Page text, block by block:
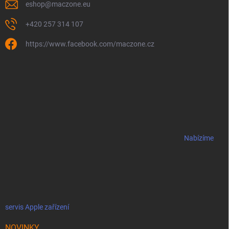
eshop@maczone.eu
+420 257 314 107
https://www.facebook.com/maczone.cz
Nabízíme
servis Apple zařízení